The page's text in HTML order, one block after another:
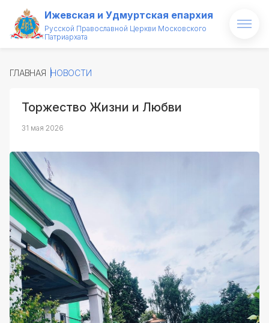
Ижевская и Удмуртская епархия
Русской Православной Церкви Московского
Патриархата
О епархии
Архипастырь
Новости
Проекты
Медиатека
Святые и святыни
Контакты
ГЛАВНАЯ НОВОСТИ
Торжество Жизни и Любви
31 мая 2026